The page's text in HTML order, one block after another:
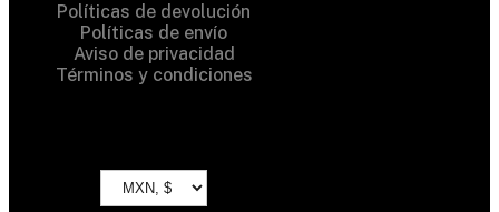
Políticas de devolución
Políticas de envío
Aviso de privacidad
Términos y condiciones